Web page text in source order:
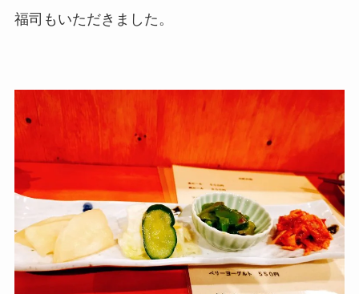
福司もいただきました。